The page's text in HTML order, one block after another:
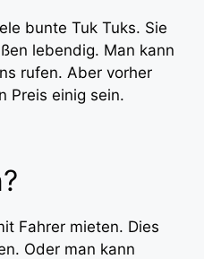
bunte Tuk Tuks. Sie
lebendig. Man kann
rufen. Aber vorher
Preis einig sein.
Fahrer mieten. Dies
Oder man kann